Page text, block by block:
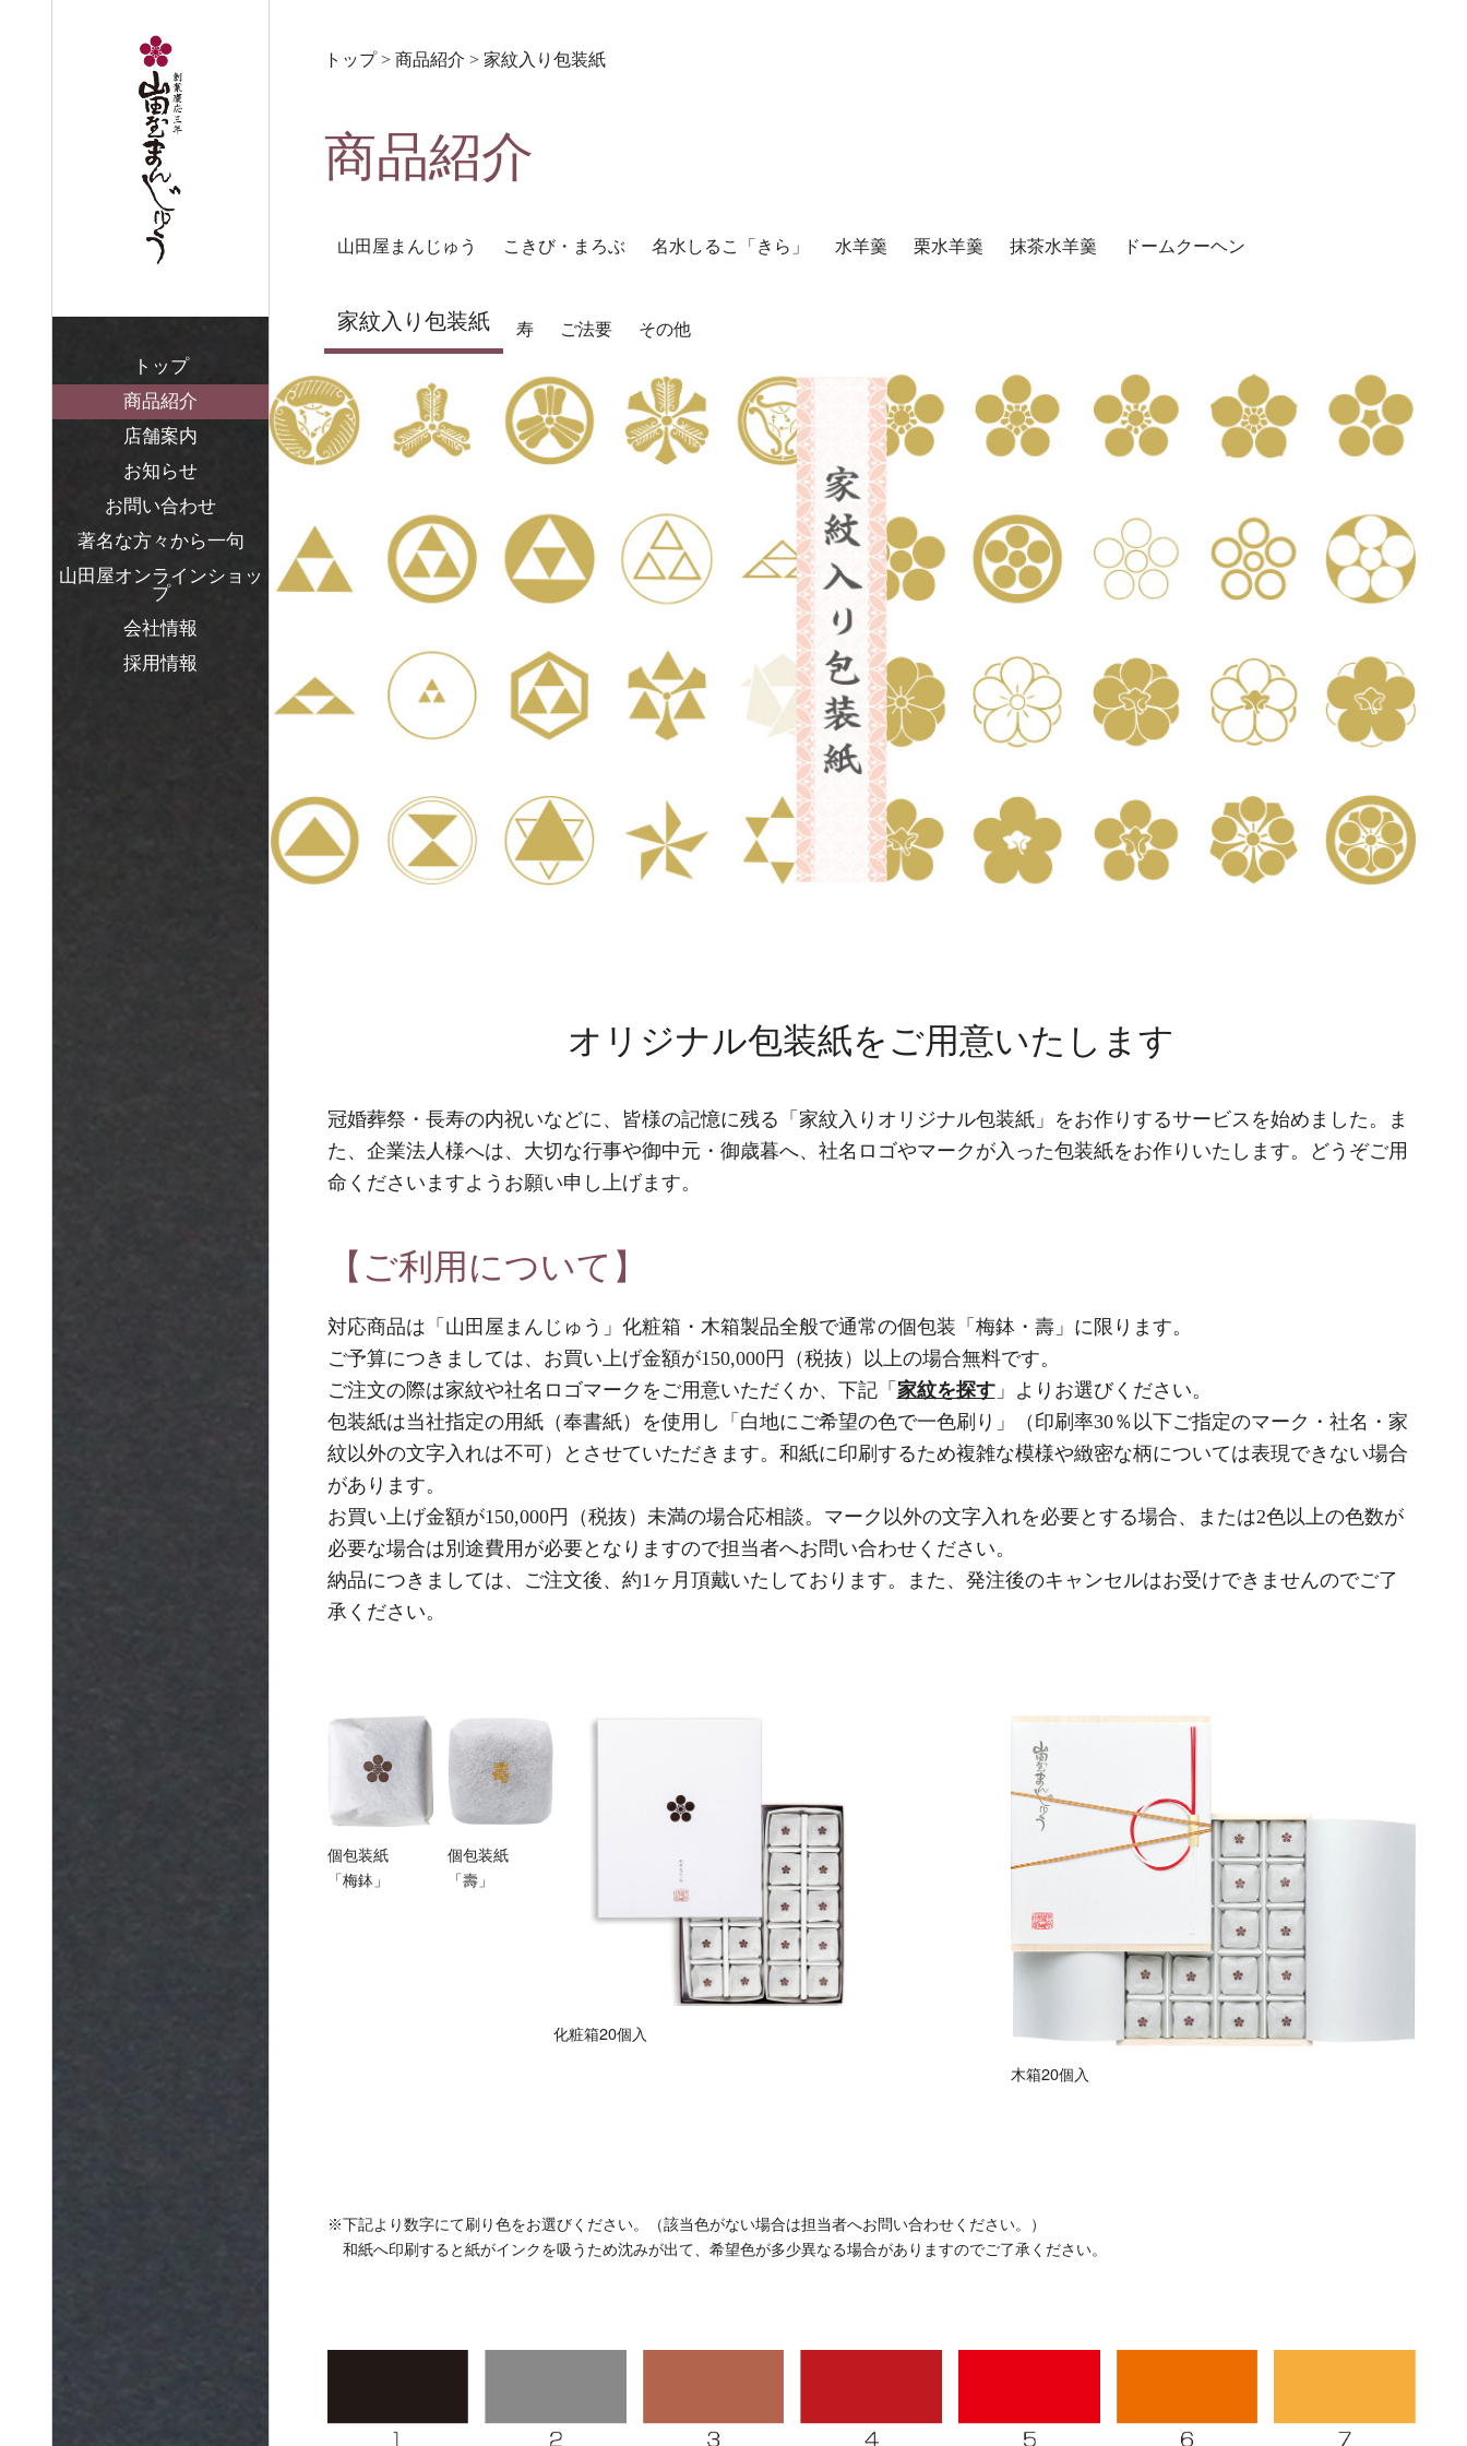
トップ
商品紹介
店舗案内
お知らせ
お問い合わせ
著名な方々から一句
山田屋オンラインショッ
プ
会社情報
採用情報
トップ> 商品紹介 > 家紋入り包装紙
商品紹介
山田屋まんじゅう こきび・まろぶ 名水しるこ「きら」 水羊羹 栗水羊羹 抹茶水羊羹 ドームクーヘン
家紋入り包装紙 寿 ご法要 その他
オリジナル包装紙をご用意いたします
冠婚葬祭・長寿の内祝いなどに、皆様の記憶に残る「家紋入りオリジナル包装紙」をお作りするサービスを始めました。ま
た、企業法人様へは、大切な行事や御中元・御歳暮へ、社名ロゴやマークが入った包装紙をお作りいたします。どうぞご用
命くださいますようお願い申し上げます。
【ご利用について】
対応商品は「山田屋まんじゅう」化粧箱・木箱製品全般で通常の個包装「梅鉢・壽」に限ります。
ご予算につきましては、お買い上げ金額が150,000円（税抜）以上の場合無料です。
ご注文の際は家紋や社名ロゴマークをご用意いただくか、下記「 家紋を探す」よりお選びください。
包装紙は当社指定の用紙（奉書紙）を使用し「白地にご希望の色で一色刷り」（印刷率30％以下ご指定のマーク・社名・家
紋以外の文字入れは不可）とさせていただきます。和紙に印刷するため複雑な模様や緻密な柄については表現できない場合
があります。
お買い上げ金額が150,000円（税抜）未満の場合応相談。マーク以外の文字入れを必要とする場合、または2色以上の色数が
必要な場合は別途費用が必要となりますので担当者へお問い合わせください。
納品につきましては、ご注文後、約1ヶ月頂戴いたしております。また、発注後のキャンセルはお受けできませんのでご了
承ください。
個包装紙
「梅鉢」
個包装紙
「壽」
化粧箱20個入
木箱20個入
※下記より数字にて刷り色をお選びください。（該当色がない場合は担当者へお問い合わせください。）
和紙へ印刷すると紙がインクを吸うため沈みが出て、希望色が多少異なる場合がありますのでご了承ください。